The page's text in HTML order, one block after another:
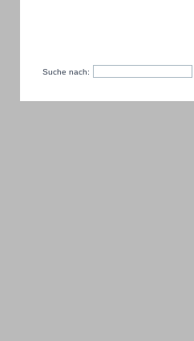
Suche nach: